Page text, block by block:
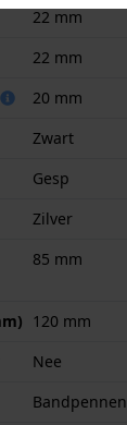
22 mm
22 mm
20 mm
Zwart
Gesp
Zilver
85 mm
120 mm
Nee
Bandpennen